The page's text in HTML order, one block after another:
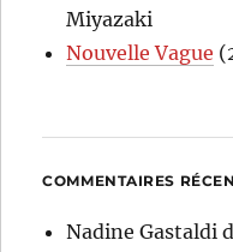
Miyazaki
Nouvelle Vague
COMMENTAIRES
Nadine Gastaldi